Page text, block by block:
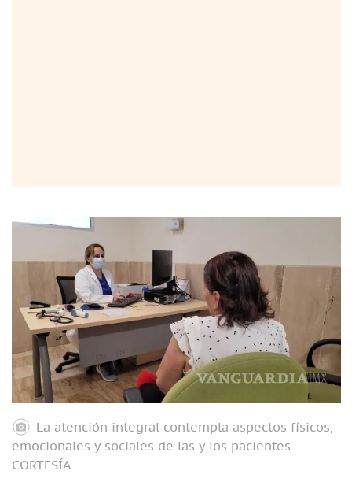
La atención integral contempla aspectos físicos,
emocionales y sociales de las y los pacientes.
CORTESÍA